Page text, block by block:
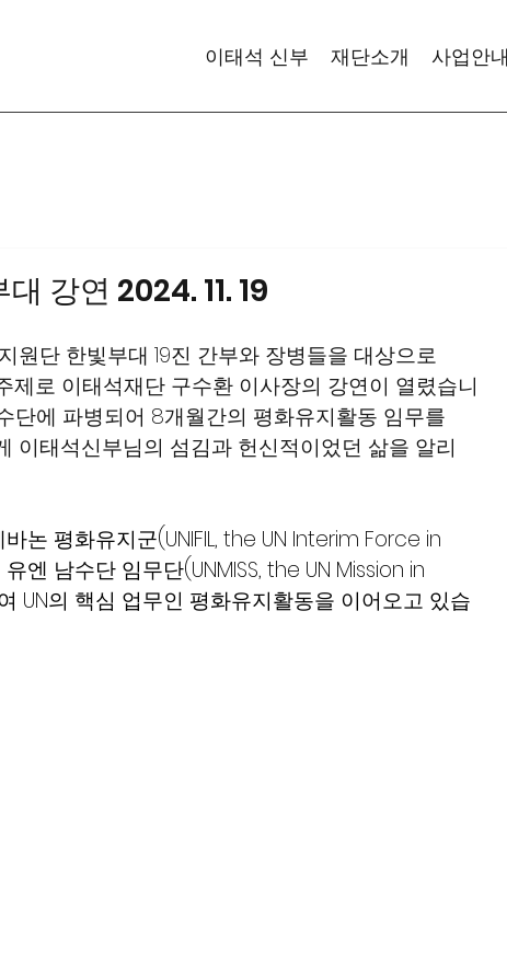
이태석 신부 재단소개 사업안내
강연 2024. 11. 19
지원단 한빛부대 19진 간부와 장병들을 대상으로
제로 이태석재단 구수환 이사장의 강연이 열렸습니
단에 파병되어 8개월간의 평화유지활동 임무를
이태석신부님의 섬김과 헌신적이었던 삶을 알리
논 평화유지군(UNIFIL, the UN Interim Force in
엔 남수단 임무단(UNMISS, the UN Mission in
UN의 핵심 업무인 평화유지활동을 이어오고 있습